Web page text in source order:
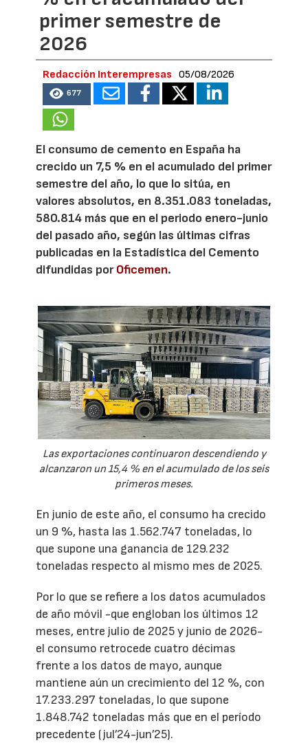
primer semestre de
2026
Redacción Interempresas 05/08/2026
677
El consumo de cemento en España ha
crecido un 7,5 % en el acumulado del primer
semestre del año, lo que lo sitúa, en
valores absolutos, en 8.351.083 toneladas,
580.814 más que en el periodo enero-junio
del pasado año, según las últimas cifras
publicadas en la Estadística del Cemento
difundidas porOficemen.
Las exportaciones continuaron descendiendo y
alcanzaron un 15,4 % en el acumulado de los seis
primeros meses.
En junio de este año, el consumo ha crecido
un 9 %, hasta las 1.562.747 toneladas, lo
que supone una ganancia de 129.232
toneladas respecto al mismo mes de 2025.
Por lo que se refiere a los datos acumulados
de año móvil -que engloban los últimos 12
meses, entre julio de 2025 y junio de 2026-
el consumo retrocede cuatro décimas
frente a los datos de mayo, aunque
mantiene aún un crecimiento del 12 %, con
17.233.297 toneladas, lo que supone
1.848.742 toneladas más que en el período
precedente (jul’24-jun’25).